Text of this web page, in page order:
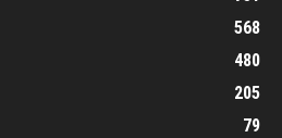
568
480
205
79